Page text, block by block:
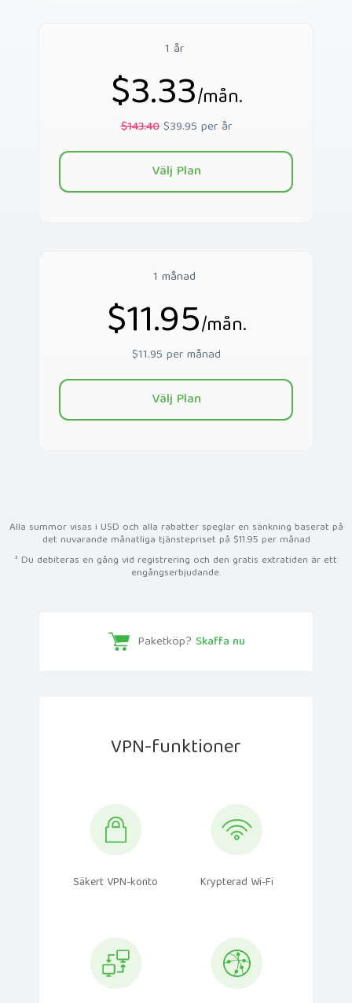
1 månad
$11.95/mån.
$11.95 per månad
Välj Plan
1 år
$3.33/mån.
$143.40$39.95 per år
Välj Plan
Alla summor visas i USD och alla rabatter speglar en sänkning baserat på
det nuvarande månatliga tjänstepriset på $11.95 per månad
³ Du debiteras en gång vid registrering och den gratis extratiden är ett
engångserbjudande.
Paketköp? Skaffa nu
VPN-funktioner
Säkert VPN-konto Krypterad Wi-Fi